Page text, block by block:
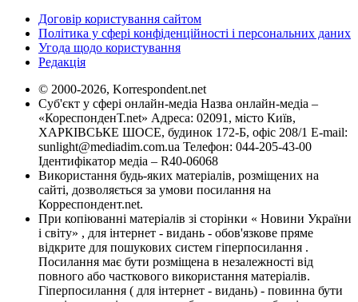
Договір користування сайтом
Політика у сфері конфіденційності і персональних даних
Угода щодо користування
Редакція
© 2000-2026, Korrespondent.net
Суб'єкт у сфері онлайн-медіа Назва онлайн-медіа –
«КореспонденТ.net» Адреса: 02091, місто Київ,
ХАРКІВСЬКЕ ШОСЕ, будинок 172-Б, офіс 208/1 E-mail:
sunlight@mediadim.com.ua Телефон: 044-205-43-00
Ідентифікатор медіа – R40-06068
Використання будь-яких матеріалів, розміщених на
сайті, дозволяється за умови посилання на
Корреспондент.net.
При копіюванні матеріалів зі сторінки « Новини України
і світу» , для інтернет - видань - обов'язкове пряме
відкрите для пошукових систем гіперпосилання .
Посилання має бути розміщена в незалежності від
повного або часткового використання матеріалів.
Гіперпосилання ( для інтернет - видань) - повинна бути